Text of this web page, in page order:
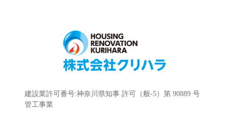
建設業許可番号:神奈川県知事 許可（般-5）第 90889 号
管工事業